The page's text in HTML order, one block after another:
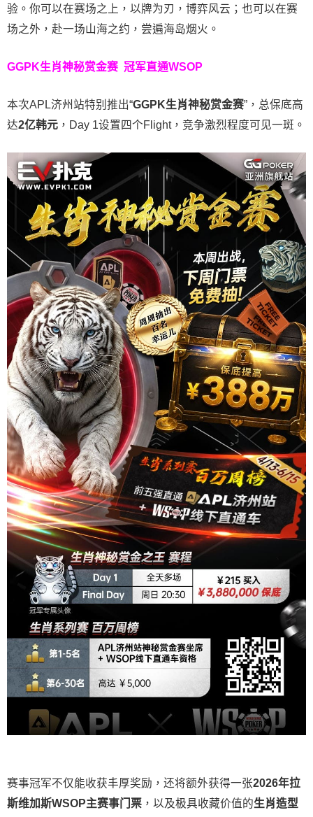
验。 你可以在赛场之上，以牌为刃，博弈风云；也可以在赛
场之外，赴一场山海之约，尝遍海岛烟火。
GGPK生肖神秘赏金赛 冠军直通WSOP
本次APL济州站特别推出“GGPK生肖神秘赏金赛”，总保底高
达2亿韩元 ，Day 1设置四个Flight，竞争激烈程度可见一斑。
赛事冠军不仅能收获丰厚奖励，还将额外获得一张2026年拉
斯维加斯WSOP主赛事门票 ，以及极具收藏价值的生肖造型